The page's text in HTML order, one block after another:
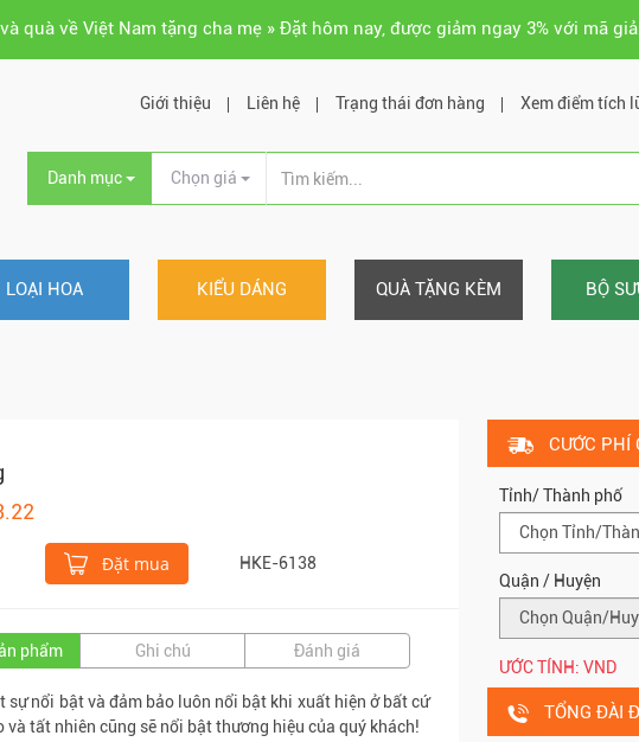
quà về Việt Nam tặng cha mẹ » Đặt hôm nay, được giảm ngay 3% với mã
Giới thiệu Liên hệ Trạng thái đơn hàng Xem điểm tích
Danh mục Chọn giá
LOẠI HOA KIỂU DÁNG QUÀ TẶNG KÈM BỘ
Đặt mua HKE-6138
phẩm Ghi chú Đánh giá
sự nổi bật và đảm bảo luôn nổi bật khi xuất hiện ở bất cứ
và tất nhiên cũng sẽ nổi bật thương hiệu của quý khách!
CƯỚC PHÍ
Tỉnh/ Thành phố
Quận / Huyện
ƯỚC TÍNH: VND
TỔNG ĐÀI